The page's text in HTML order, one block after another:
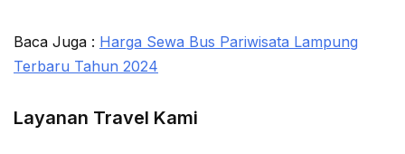
Baca Juga : Harga Sewa Bus Pariwisata Lampung
Terbaru Tahun 2024
Layanan Travel Kami